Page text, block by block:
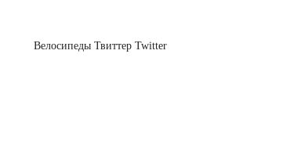
Велосипеды Твиттер Twitter